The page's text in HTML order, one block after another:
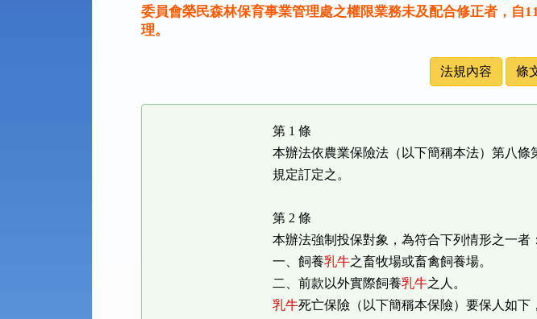
委員會榮民森林保育事業管理處之權限業務未及配合修正者，自
理。
法規內容 條
第 1 條
本辦法依農業保險法（以下簡稱本法）第八條
規定訂定之。
第 2 條
本辦法強制投保對象，為符合下列情形之一者：
一、飼養乳牛之畜牧場或畜禽飼養場。
二、前款以外實際飼養乳牛之人。
乳牛死亡保險（以下簡稱本保險）要保人如下